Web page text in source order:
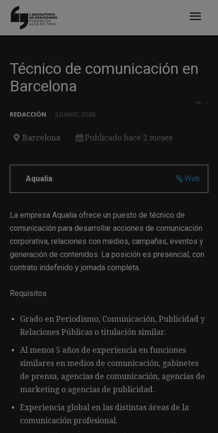
Técnico de comunicación en
Barcelona
REDACCIÓN 2 JUNIO, 2026
Barcelona Publicado hace 2 meses
Web
Aqualia
La empresa Aqualia ofrece un puesto de técnico de
comunicación para desarrollar acciones de comunicación
corporativa, relaciones con medios, campañas, eventos y
generación de contenidos. La posición es presencial, con
contrato indefinido y jornada completa.
Requisitos
Grado en Periodismo, Comunicación, Publicidad y
Relaciones Públicas o titulación similar.
Al menos 5 años de experiencia en funciones
similares en medios de comunicación, gabinetes
de prensa, agencias de comunicación, agencias de
marketing o agencias de publicidad.
Experiencia global en las distintas áreas de la
comunicación profesional.